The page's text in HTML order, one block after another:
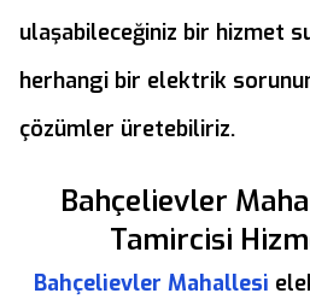
ulaşabileceğiniz bir hizmet
herhangi bir elektrik
çözümler üretebiliriz.
Bahçelievler
Tamircisi
Bahçelievler Mahallesi